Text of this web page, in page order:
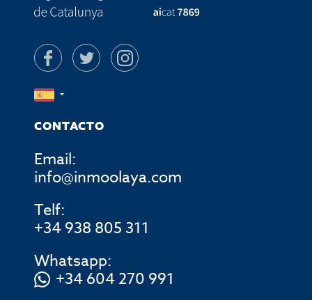
CONTACTO
Email:
info@inmoolaya.com
Telf:
+34 938 805 311
Whatsapp:
+34 604 270 991